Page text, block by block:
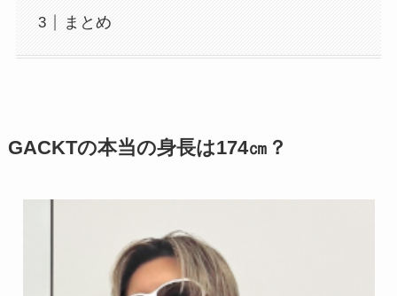
まとめ
GACKTの本当の身長は174㎝？